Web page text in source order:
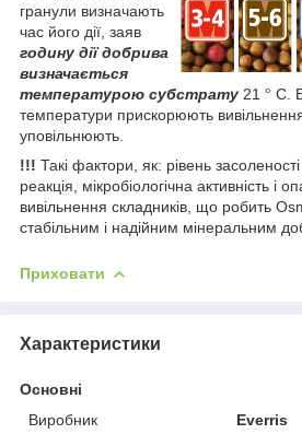
гранули визначають
час його дії, заяв
годину дії добрива
визначається
температурою субстрату 21 ° С.
температури прискорюють
уповільнюють.
!!! Такі фактори, як: рівень
реакція, мікробіологічна активність і
вивільнення складників, що робить
стабільним і надійним мінеральним
Приховати
Характеристики
Основні
Виробник
Everris